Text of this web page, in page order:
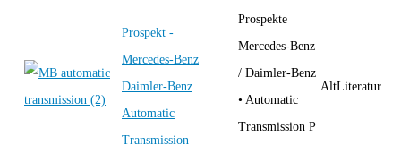
Prospekt -
Mercedes-Benz
Daimler-Benz
Automatic
Transmission
Prospekte
Mercedes-Benz
/ Daimler-Benz
• Automatic
Transmission P
AltLiteratur